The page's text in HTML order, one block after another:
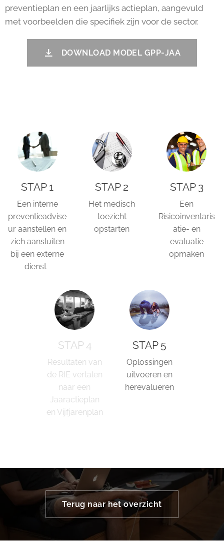
preventieplan en een jaarlijks actieplan, aangevuld
met voorbeelden die specifiek zijn voor de sector.
DOWNLOAD MODEL GPP-JAA
STAP 1
Een interne
preventieadvise
ur aanstellen en
zich aansluiten
bij een externe
dienst
STAP 2
Het medisch
toezicht
opstarten
STAP 3
Een
Risicoinventaris
atie- en
evaluatie
opmaken
STAP 4
Resultaten van
de RIE vertalen
naar een
Jaaractieplan
en Vijfjarenplan
STAP 5
Oplossingen
uitvoeren en
herevalueren
Terug naar het overzicht